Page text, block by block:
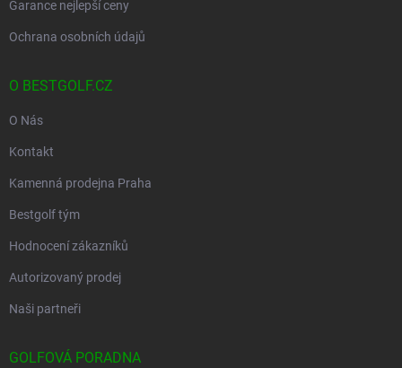
Garance nejlepší ceny
Ochrana osobních údajů
O BESTGOLF.CZ
O Nás
Kontakt
Kamenná prodejna Praha
Bestgolf tým
Hodnocení zákazníků
Autorizovaný prodej
Naši partneři
GOLFOVÁ PORADNA